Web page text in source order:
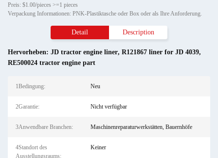
Preis: $1.00/pieces >=1 pieces
Verpackung Informationen: PNK-Plastiktasche oder Box oder als Ihre Anforderung.
Detail Description
Hervorheben: JD tractor engine liner, R121867 liner for JD 4039,
RE500024 tractor engine part
1Bedingung: Neu
2Garantie: Nicht verfügbar
3Anwendbare Branchen: Maschinenreparaturwerkstätten, Bauernhöfe
4Standort des
Ausstellungsraums:
Keiner